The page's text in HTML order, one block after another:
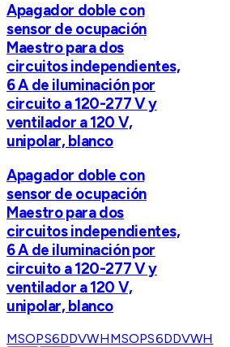
Apagador doble con
sensor de ocupación
Maestro para dos
circuitos independientes,
6 A de iluminación por
circuito a 120-277 V y
ventilador a 120 V,
unipolar, blanco
Apagador doble con
sensor de ocupación
Maestro para dos
circuitos independientes,
6 A de iluminación por
circuito a 120-277 V y
ventilador a 120 V,
unipolar, blanco
MSOPS6DDVWHMSOPS6DDVWH